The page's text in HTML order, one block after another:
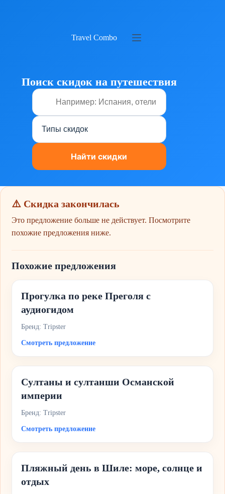
Travel Combo
Поиск скидок на путешествия
⚠️ Скидка закончилась
Это предложение больше не действует. Посмотрите
похожие предложения ниже.
Похожие предложения
Прогулка по реке Преголя с
аудиогидом
Бренд: Tripster
Смотреть предложение
Султаны и султанши Османской
империи
Бренд: Tripster
Смотреть предложение
Пляжный день в Шиле: море, солнце и
отдых